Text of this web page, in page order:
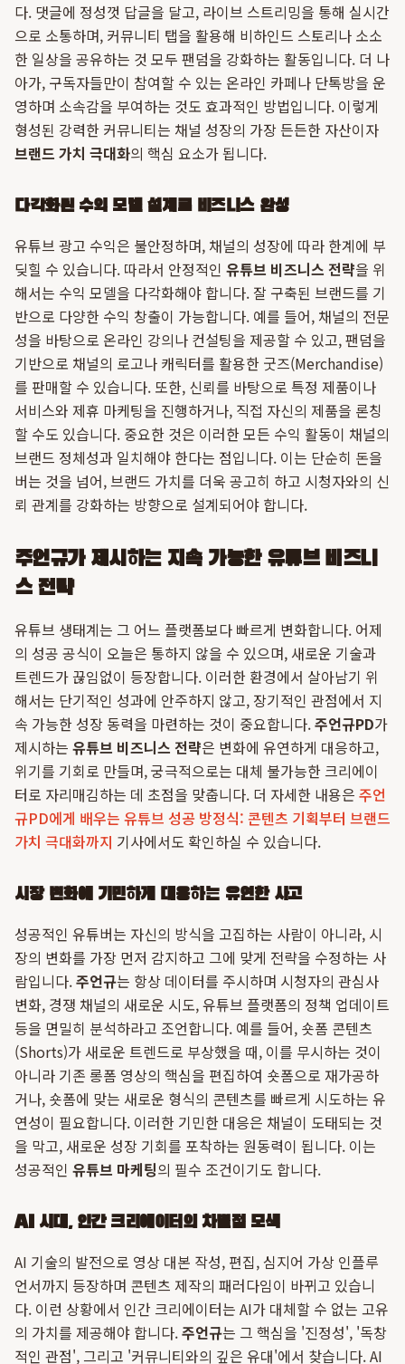
다. 댓글에 정성껏 답글을 달고, 라이브 스트리밍을 통해 실시간
으로 소통하며, 커뮤니티 탭을 활용해 비하인드 스토리나 소소
한 일상을 공유하는 것 모두 팬덤을 강화하는 활동입니다. 더 나
아가, 구독자들만이 참여할 수 있는 온라인 카페나 단톡방을 운
영하며 소속감을 부여하는 것도 효과적인 방법입니다. 이렇게
형성된 강력한 커뮤니티는 채널 성장의 가장 든든한 자산이자
브랜드 가치 극대화의 핵심 요소가 됩니다.
다각화된 수익 모델 설계로 비즈니스 완성
유튜브 광고 수익은 불안정하며, 채널의 성장에 따라 한계에 부
딪힐 수 있습니다. 따라서 안정적인 유튜브 비즈니스 전략을 위
해서는 수익 모델을 다각화해야 합니다. 잘 구축된 브랜드를 기
반으로 다양한 수익 창출이 가능합니다. 예를 들어, 채널의 전문
성을 바탕으로 온라인 강의나 컨설팅을 제공할 수 있고, 팬덤을
기반으로 채널의 로고나 캐릭터를 활용한 굿즈(Merchandise)
를 판매할 수 있습니다. 또한, 신뢰를 바탕으로 특정 제품이나
서비스와 제휴 마케팅을 진행하거나, 직접 자신의 제품을 론칭
할 수도 있습니다. 중요한 것은 이러한 모든 수익 활동이 채널의
브랜드 정체성과 일치해야 한다는 점입니다. 이는 단순히 돈을
버는 것을 넘어, 브랜드 가치를 더욱 공고히 하고 시청자와의 신
뢰 관계를 강화하는 방향으로 설계되어야 합니다.
주언규가 제시하는 지속 가능한 유튜브 비즈니
스 전략
유튜브 생태계는 그 어느 플랫폼보다 빠르게 변화합니다. 어제
의 성공 공식이 오늘은 통하지 않을 수 있으며, 새로운 기술과
트렌드가 끊임없이 등장합니다. 이러한 환경에서 살아남기 위
해서는 단기적인 성과에 안주하지 않고, 장기적인 관점에서 지
속 가능한 성장 동력을 마련하는 것이 중요합니다.주언규PD가
제시하는 유튜브 비즈니스 전략은 변화에 유연하게 대응하고,
위기를 기회로 만들며, 궁극적으로는 대체 불가능한 크리에이
터로 자리매김하는 데 초점을 맞춥니다. 더 자세한 내용은 주언
규PD에게 배우는 유튜브 성공 방정식: 콘텐츠 기획부터 브랜드
가치 극대화까지 기사에서도 확인하실 수 있습니다.
시장 변화에 기민하게 대응하는 유연한 사고
성공적인 유튜버는 자신의 방식을 고집하는 사람이 아니라, 시
장의 변화를 가장 먼저 감지하고 그에 맞게 전략을 수정하는 사
람입니다.주언규는 항상 데이터를 주시하며 시청자의 관심사
변화, 경쟁 채널의 새로운 시도, 유튜브 플랫폼의 정책 업데이트
등을 면밀히 분석하라고 조언합니다. 예를 들어, 숏폼 콘텐츠
(Shorts)가 새로운 트렌드로 부상했을 때, 이를 무시하는 것이
아니라 기존 롱폼 영상의 핵심을 편집하여 숏폼으로 재가공하
거나, 숏폼에 맞는 새로운 형식의 콘텐츠를 빠르게 시도하는 유
연성이 필요합니다. 이러한 기민한 대응은 채널이 도태되는 것
을 막고, 새로운 성장 기회를 포착하는 원동력이 됩니다. 이는
성공적인 유튜브 마케팅의 필수 조건이기도 합니다.
AI 시대, 인간 크리에이터의 차별점 모색
AI 기술의 발전으로 영상 대본 작성, 편집, 심지어 가상 인플루
언서까지 등장하며 콘텐츠 제작의 패러다임이 바뀌고 있습니
다. 이런 상황에서 인간 크리에이터는 AI가 대체할 수 없는 고유
의 가치를 제공해야 합니다.주언규는 그 핵심을 '진정성', '독창
적인 관점', 그리고 '커뮤니티와의 깊은 유대'에서 찾습니다. AI